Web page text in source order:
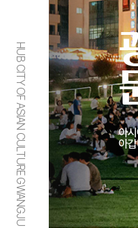
HUB CITY OF ASIAN CULTURE GWANGJU
아
아